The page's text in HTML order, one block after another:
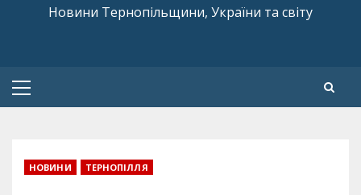
Новини Тернопільщини, України та світу
Primary
НОВИНИ ТЕРНОПІЛЛЯ